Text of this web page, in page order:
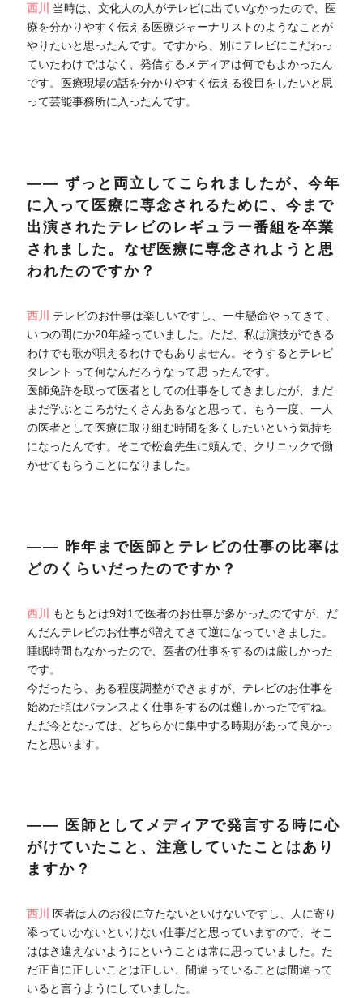
西川 当時は、文化人の人がテレビに出ていなかったので、医
療を分かりやすく伝える医療ジャーナリストのようなことが
やりたいと思ったんです。ですから、別にテレビにこだわっ
ていたわけではなく、発信するメディアは何でもよかったん
です。医療現場の話を分かりやすく伝える役目をしたいと思
って芸能事務所に入ったんです。
―― ずっと両立してこられましたが、今年
に入って医療に専念されるために、今まで
出演されたテレビのレギュラー番組を卒業
されました。なぜ医療に専念されようと思
われたのですか？
西川 テレビのお仕事は楽しいですし、一生懸命やってきて、
いつの間にか20年経っていました。ただ、私は演技ができる
わけでも歌が唄えるわけでもありません。そうするとテレビ
タレントって何なんだろうなって思ったんです。
医師免許を取って医者としての仕事をしてきましたが、まだ
まだ学ぶところがたくさんあるなと思って、もう一度、一人
の医者として医療に取り組む時間を多くしたいという気持ち
になったんです。そこで松倉先生に頼んで、クリニックで働
かせてもらうことになりました。
―― 昨年まで医師とテレビの仕事の比率は
どのくらいだったのですか？
西川 もともとは9対1で医者のお仕事が多かったのですが、だ
んだんテレビのお仕事が増えてきて逆になっていきました。
睡眠時間もなかったので、医者の仕事をするのは厳しかった
です。
今だったら、ある程度調整ができますが、テレビのお仕事を
始めた頃はバランスよく仕事をするのは難しかったですね。
ただ今となっては、どちらかに集中する時期があって良かっ
たと思います。
―― 医師としてメディアで発言する時に心
がけていたこと、注意していたことはあり
ますか？
西川 医者は人のお役に立たないといけないですし、人に寄り
添っていかないといけない仕事だと思っていますので、そこ
ははき違えないようにということは常に思っていました。た
だ正直に正しいことは正しい、間違っていることは間違って
いると言うようにしていました。